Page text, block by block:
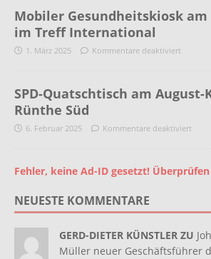
Mobiler Gesundheitskiosk
im Treff International
1. März 2025 Kommentare deaktiviert
SPD-Quatschtisch am
Rünthe Süd
6. Februar 2025 Kommentare deaktiviert
Fehler, keine Ad-ID gesetzt!
NEUESTE KOMMENTARE
GERD-DIETER KÜNSTLER ZU
Müller neuer Geschäftsführer